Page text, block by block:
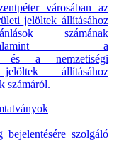
városában az
jelöltek állításához
számának
a
és a nemzetiségi
állításához
számáról.
szolgáló